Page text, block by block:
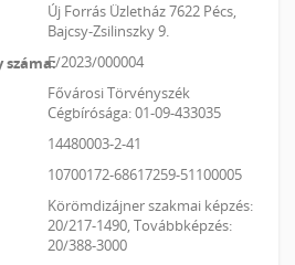
Új Forrás Üzletház 7622 Pécs,
Bajcsy-Zsilinszky 9.
E/2023/000004
Fővárosi Törvényszék
Cégbírósága: 01-09-433035
14480003-2-41
10700172-68617259-51100005
Körömdizájner szakmai képzés:
20/217-1490, Továbbképzés:
20/388-3000